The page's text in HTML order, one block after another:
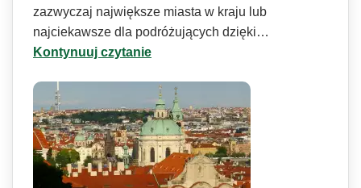
zazwyczaj największe miasta w kraju lub
najciekawsze dla podróżujących dzięki…
Kontynuuj czytanie